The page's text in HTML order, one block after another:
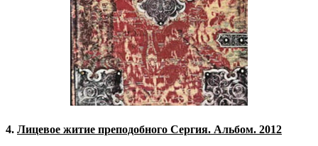
4. Лицевое житие преподобного Сергия. Альбом. 2012